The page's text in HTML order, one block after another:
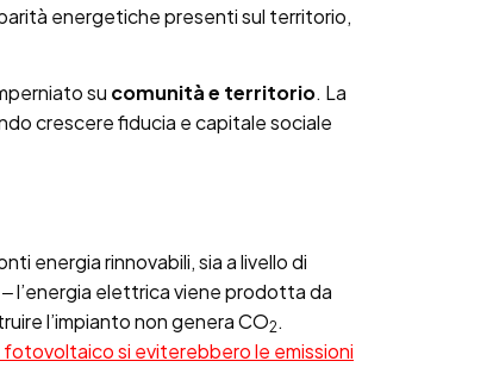
energetiche presenti sul territorio,
su comunità e territorio. La
crescere fiducia e capitale sociale
energia rinnovabili, sia a livello di
l’energia elettrica viene prodotta da
l’impianto non genera CO2 .
fotovoltaico si eviterebbero le emissioni